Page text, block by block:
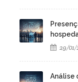
29/
Análise